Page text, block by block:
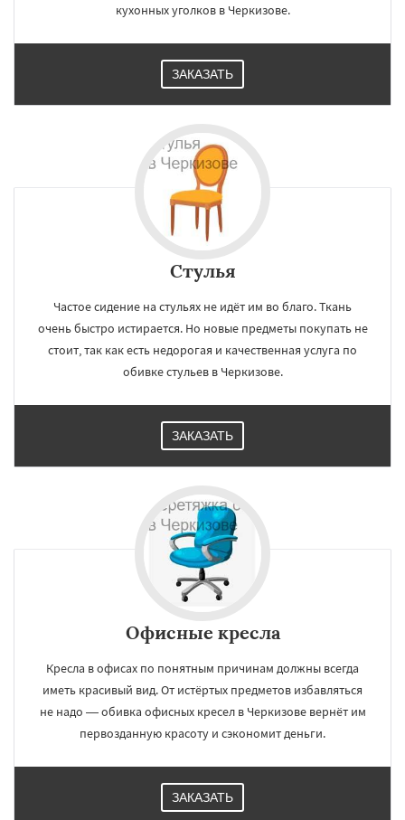
кухонных уголков в Черкизове.
ЗАКАЗАТЬ
Стулья
Частое сидение на стульях не идёт им во благо. Ткань
очень быстро истирается. Но новые предметы покупать не
стоит, так как есть недорогая и качественная услуга по
обивке стульев в Черкизове.
ЗАКАЗАТЬ
Офисные кресла
Кресла в офисах по понятным причинам должны всегда
иметь красивый вид. От истёртых предметов избавляться
не надо — обивка офисных кресел в Черкизове вернёт им
первозданную красоту и сэкономит деньги.
ЗАКАЗАТЬ